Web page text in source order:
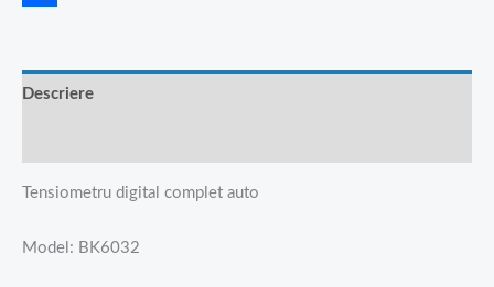
Descriere
Tensiometru digital complet auto
Model: BK6032